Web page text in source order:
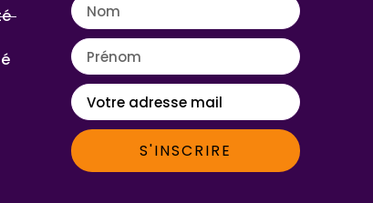
S'INSCRIRE